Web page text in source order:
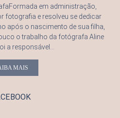
em administração,
fotografia e resolveu se dedicar
após o nascimento de sua filha,
o trabalho da fotógrafa Aline
a responsável...
MAIS